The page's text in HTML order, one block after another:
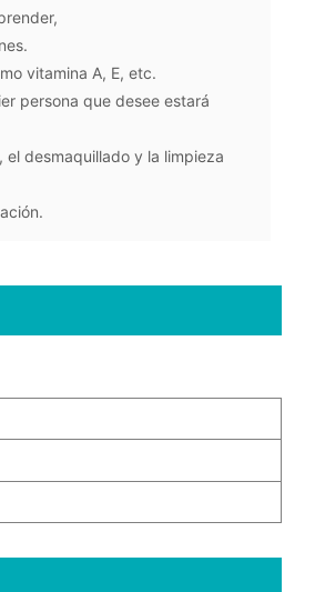
vitamina A, E, etc.
persona que desee estará
el desmaquillado y la limpieza